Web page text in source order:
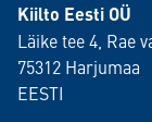
Kiilto Eesti OÜ
Läike tee 4, Rae
75312 Harjumaa
EESTI